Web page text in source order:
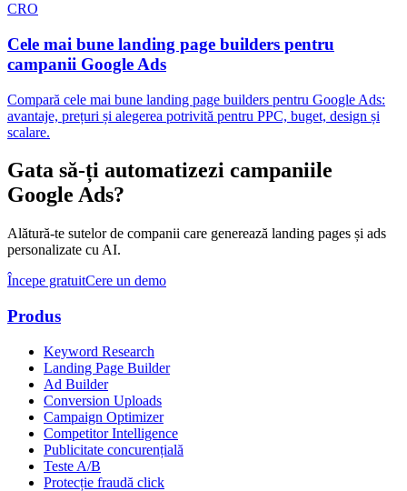
CRO
Cele mai bune landing page builders pentru
campanii Google Ads
Compară cele mai bune landing page builders pentru Google Ads:
avantaje, prețuri și alegerea potrivită pentru PPC, buget, design și
scalare.
Gata să-ți automatizezi campaniile
Google Ads?
Alătură-te sutelor de companii care generează landing pages și ads
personalizate cu AI.
Începe gratuitCere un demo
Produs
Keyword Research
Landing Page Builder
Ad Builder
Conversion Uploads
Campaign Optimizer
Competitor Intelligence
Publicitate concurențială
Teste A/B
Protecție fraudă click